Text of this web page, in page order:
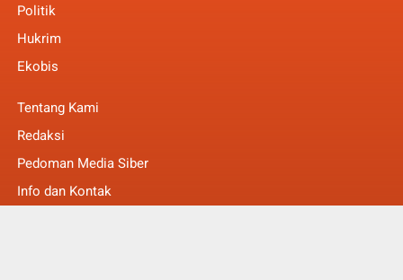
Politik
Hukrim
Ekobis
Tentang Kami
Redaksi
Pedoman Media Siber
Info dan Kontak